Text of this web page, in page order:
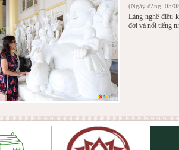
(Ngày đăng: 05/
Làng nghề điêu
đời và nổi tiếng